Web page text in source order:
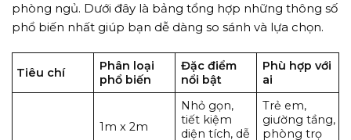
phòng ngủ. Dưới đây là bảng tổng hợp những thông số
phổ biến nhất giúp bạn dễ dàng so sánh và lựa chọn.
Tiêu chí
Phân loại
phổ biến
Đặc điểm
nổi bật
Phù hợp với
ai
1m x 2m
Nhỏ gọn,
tiết kiệm
diện tích, dễ
Trẻ em,
giường tầng,
phòng trọ